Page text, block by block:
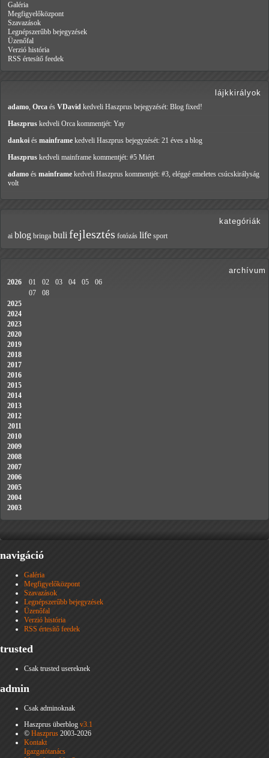
Galéria
Megfigyelőközpont
Szavazások
Legnépszerűbb bejegyzések
Üzenőfal
Verzió história
RSS értesítő feedek
lájkkirályok
adamo, Orca és VDavid kedveli Haszprus bejegyzését: Blog fixed!
Haszprus kedveli Orca kommentjét: Yay
dankoi és mainframe kedveli Haszprus bejegyzését: 21 éves a blog
Haszprus kedveli mainframe kommentjét: #5 Miért
adamo és mainframe kedveli Haszprus kommentjét: #3, eléggé emeletes csúcskirályság
volt
kategóriák
ai blog bringa buli fejlesztés fotózás life sport
archívum
2026 01 02 03 04 05
06
07
08
2025
2024
2023
2020
2019
2018
2017
2016
2015
2014
2013
2012
2011
2010
2009
2008
2007
2006
2005
2004
2003
navigáció
Galéria
Megfigyelőközpont
Szavazások
Legnépszerűbb bejegyzések
Üzenőfal
Verzió história
RSS értesítő feedek
trusted
Csak trusted usereknek
admin
Csak adminoknak
Haszprus überblog v3.1
© Haszprus 2003-2026
Kontakt
Igazgatótanács